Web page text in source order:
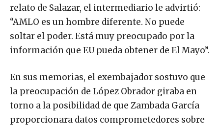
relato de Salazar, el intermediario le advirtió:
“AMLO es un hombre diferente. No puede
soltar el poder. Está muy preocupado por la
información que EU pueda obtener de El Mayo”.
En sus memorias, el exembajador sostuvo que
la preocupación de López Obrador giraba en
torno a la posibilidad de que Zambada García
proporcionara datos comprometedores sobre